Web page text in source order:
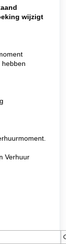
wijzigt
hebben
Verhuur